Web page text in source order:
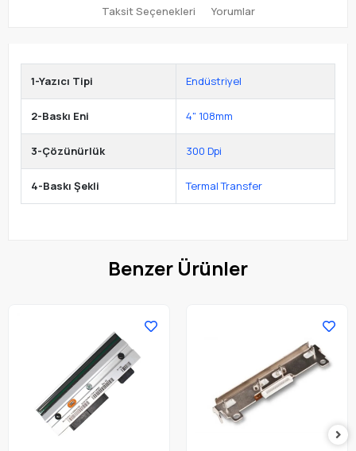
Taksit Seçenekleri Yorumlar
1-Yazıcı Tipi Endüstriyel
2-Baskı Eni 4" 108mm
3-Çözünürlük 300 Dpi
4-Baskı Şekli Termal Transfer
Benzer Ürünler